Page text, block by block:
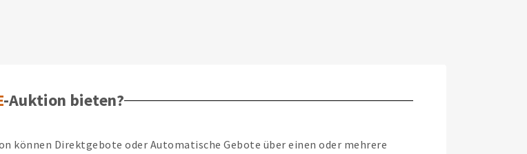
-Auktion bieten?
können Direktgebote oder Automatische Gebote über einen oder mehrere